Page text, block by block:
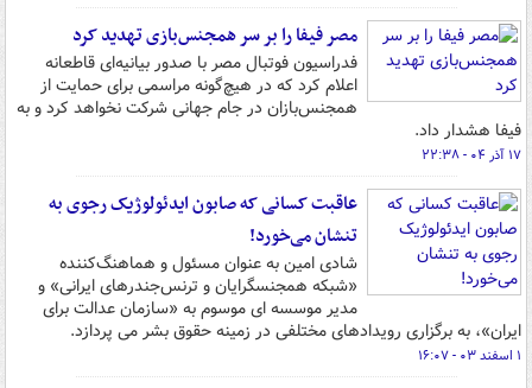
مصر فیفا را بر سر همجنس‌بازی تهدید کرد
فدراسیون فوتبال مصر با صدور بیانیه‌ای قاطعانه
اعلام کرد که در هیچ‌گونه مراسمی برای حمایت از
همجنس‌بازان در جام جهانی شرکت نخواهد کرد و به
فیفا هشدار داد.
۱۷ آذر ۰۴ - ۲۲:۳۸
عاقبت کسانی که صابون ایدئولوژیک رجوی به
تنشان می‌خورد!
شادی امین به عنوان مسئول و هماهنگ‌کننده
«شبکه همجنسگرایان و ترنس‌جندرهای ایرانی» و
مدیر موسسه ای موسوم به «سازمان عدالت برای
ایران»، به برگزاری رویدادهای مختلفی در زمینه حقوق بشر می پردازد.
۱ اسفند ۰۳ - ۱۶:۰۷